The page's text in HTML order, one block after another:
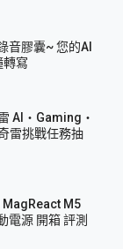
音膠囊~ 您的AI
轉寫
AI・Gaming・
雷挑戰任務抽
MagReact M5
電源 開箱 評測